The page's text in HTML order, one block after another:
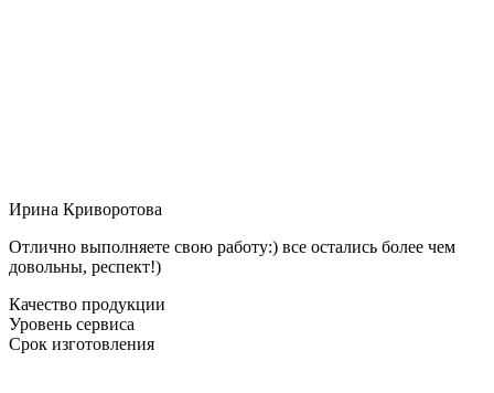
Ирина Криворотова
Отлично выполняете свою работу:) все остались более чем
довольны, респект!)
Качество продукции
Уровень сервиса
Срок изготовления